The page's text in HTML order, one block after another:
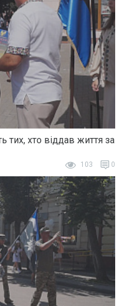
хто віддав життя за
103 0